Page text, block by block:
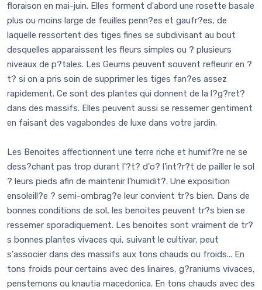
floraison en mai-juin. Elles forment d'abord une rosette basale
plus ou moins large de feuilles penn?es et gaufr?es, de
laquelle ressortent des tiges fines se subdivisant au bout
desquelles apparaissent les fleurs simples ou ? plusieurs
niveaux de p?tales. Les Geums peuvent souvent refleurir en ?
t? si on a pris soin de supprimer les tiges fan?es assez
rapidement. Ce sont des plantes qui donnent de la l?g?ret?
dans des massifs. Elles peuvent aussi se ressemer gentiment
en faisant des vagabondes de luxe dans votre jardin.
Les Benoites affectionnent une terre riche et humif?re ne se
dess?chant pas trop durant l'?t? d'o? l'int?r?t de pailler le sol
? leurs pieds afin de maintenir l'humidit?. Une exposition
ensoleill?e ? semi-ombrag?e leur convient tr?s bien. Dans de
bonnes conditions de sol, les benoites peuvent tr?s bien se
ressemer sporadiquement. Les benoites sont vraiment de tr?
s bonnes plantes vivaces qui, suivant le cultivar, peut
s'associer dans des massifs aux tons chauds ou froids... En
tons froids pour certains avec des linaires, g?raniums vivaces,
penstemons ou knautia macedonica. En tons chauds avec des